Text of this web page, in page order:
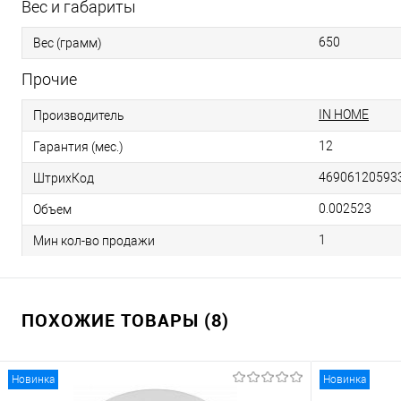
Вес и габариты
Вес (грамм) 650
Прочие
Производитель IN HOME
Гарантия (мес.) 12
ШтрихКод
Объем 0.002523
Мин кол-во продажи 1
ПОХОЖИЕ ТОВАРЫ (8)
Новинка Новинка